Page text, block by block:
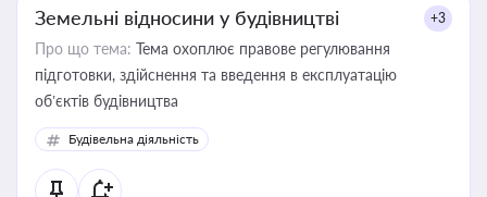
Земельні відносини у будівництві +3
Про що тема: Тема охоплює правове регулювання
підготовки, здійснення та введення в експлуатацію
об’єктів будівництва
Будівельна діяльність